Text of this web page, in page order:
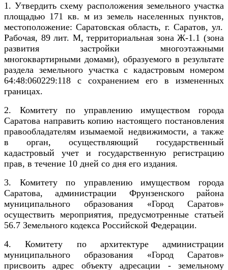
1. Утвердить схему расположения земельного участка
площадью 171 кв. м из земель населенных пунктов,
местоположение: Саратовская область, г. Саратов, ул.
Рабочая, 89 лит. М, территориальная зона Ж-1.1 (зона
развития застройки многоэтажными
многоквартирными домами), образуемого в результате
раздела земельного участка с кадастровым номером
64:48:060229:118 с сохранением его в измененных
границах.
2. Комитету по управлению имуществом города
Саратова направить копию настоящего постановления
правообладателям изымаемой недвижимости, а также
в орган, осуществляющий государственный
кадастровый учет и государственную регистрацию
прав, в течение 10 дней со дня его издания.
3. Комитету по управлению имуществом города
Саратова, администрации Фрунзенского района
муниципального образования «Город Саратов»
осуществить мероприятия, предусмотренные статьей
56.7 Земельного кодекса Российской Федерации.
4.Комитету по архитектуре администрации
муниципального образования «Город Саратов»
присвоить адрес объекту адресации - земельному